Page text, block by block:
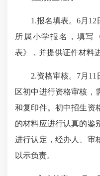
1.报名填表。6月12
所属小学报名，填写
表》，并提供证件材料
2.资格审核。7月11
区初中进行资格审核，
和复印件。初中招生资
的材料应进行认真的鉴
进行认定，经办人、审
以示负责。